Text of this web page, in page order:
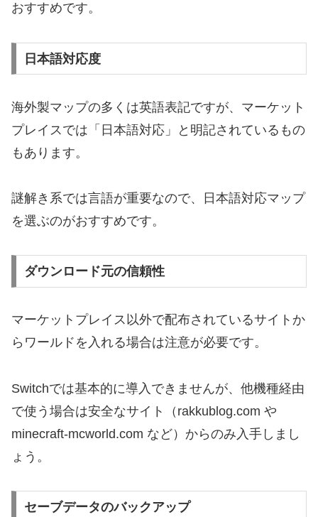
おすすめです。
日本語対応度
海外製マップの多くは英語表記ですが、マーケット
プレイスでは「日本語対応」と明記されているもの
もあります。
謎解き系では言語が重要なので、日本語対応マップ
を選ぶのがおすすめです。
ダウンロード元の信頼性
マーケットプレイス以外で配布されているサイトか
らワールドを入れる場合は注意が必要です。
Switchでは基本的に導入できませんが、他機種経由
で使う場合は安全なサイト（rakkublog.com や
minecraft-mcworld.com など）からのみ入手しまし
ょう。
セーブデータのバックアップ